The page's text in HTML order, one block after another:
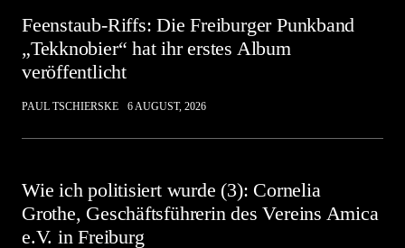
Feenstaub-Riffs: Die Freiburger Punkband
„Tekknobier“ hat ihr erstes Album
veröffentlicht
PAUL TSCHIERSKE 6 AUGUST, 2026
Wie ich politisiert wurde (3): Cornelia
Grothe, Geschäftsführerin des Vereins Amica
e.V. in Freiburg